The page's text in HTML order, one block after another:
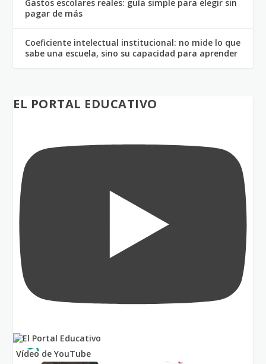
Gastos escolares reales: guía simple para elegir sin
pagar de más
Coeficiente intelectual institucional: no mide lo que
sabe una escuela, sino su capacidad para aprender
EL PORTAL EDUCATIVO
Vídeo de YouTube